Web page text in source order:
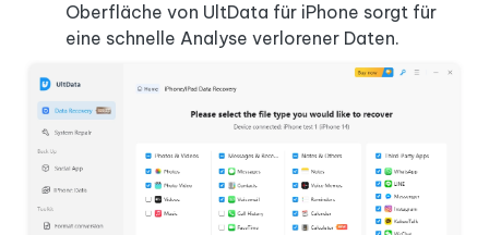
Oberfläche von UltData für iPhone sorgt für
eine schnelle Analyse verlorener Daten.